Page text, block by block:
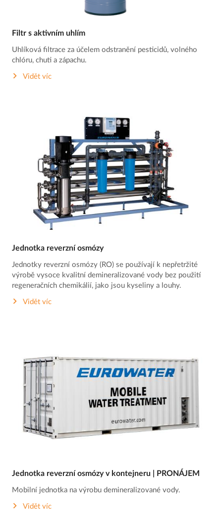
Filtr s aktivním uhlím
Uhlíková filtrace za účelem odstranění pesticidů, volného
chlóru, chuti a zápachu.
Vidět víc
Jednotka reverzní osmózy
Jednotky reverzní osmózy (RO) se používají k nepřetržité
výrobě vysoce kvalitní demineralizované vody bez použití
regeneračních chemikálií, jako jsou kyseliny a louhy.
Vidět víc
Jednotka reverzní osmózy v kontejneru | PRONÁJEM
Mobilní jednotka na výrobu demineralizované vody.
Vidět víc